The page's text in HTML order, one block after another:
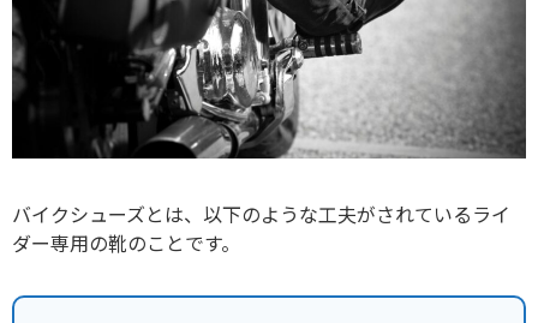
バイクシューズとは、以下のような工夫がされているライ
ダー専用の靴のことです。